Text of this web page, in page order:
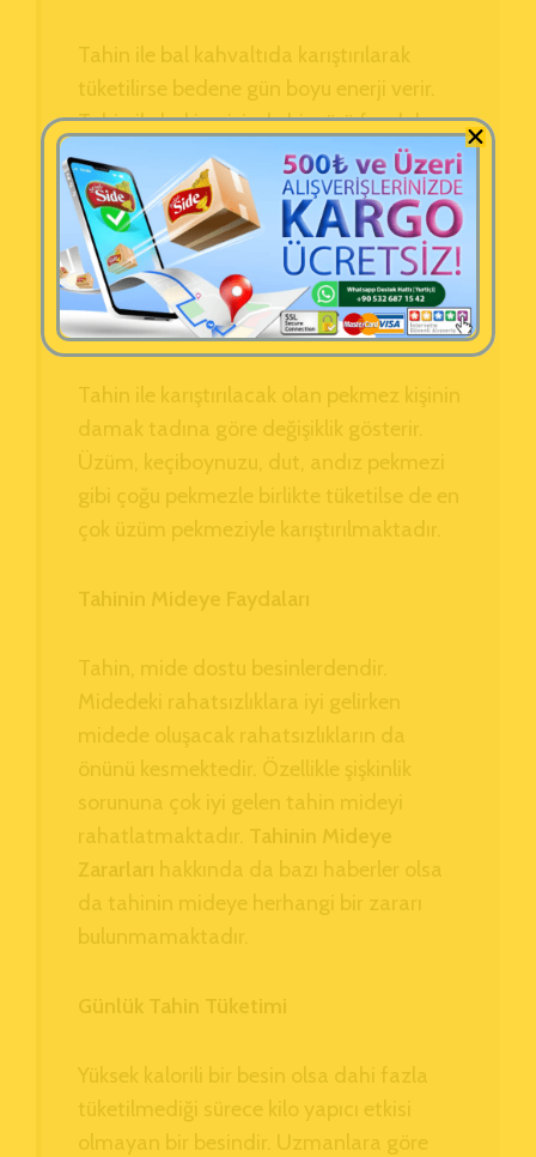
Tahin ile bal kahvaltıda karıştırılarak
tüketilirse bedene gün boyu enerji verir.
Tahin ile bal içerisinde bir sürü faydalar
bulunmaktadır. Bundan dolayı balla
birlikte tüketilen tahin sağlığa çok iyi gelir.
Kalp rahatsızlıklarından sindirim
sorunlarına kadar çoğu hastalığı iyileştirir.
Tahin Hangi Pekmezle Karıştırılır?
Tahin ile karıştırılacak olan pekmez kişinin
damak tadına göre değişiklik gösterir.
Üzüm, keçiboynuzu, dut, andız pekmezi
gibi çoğu pekmezle birlikte tüketilse de en
çok üzüm pekmeziyle karıştırılmaktadır.
Tahinin Mideye Faydaları
Tahin, mide dostu besinlerdendir.
Midedeki rahatsızlıklara iyi gelirken
midede oluşacak rahatsızlıkların da
önünü kesmektedir. Özellikle şişkinlik
sorununa çok iyi gelen tahin mideyi
rahatlatmaktadır. Tahinin Mideye
Zararları hakkında da bazı haberler olsa
da tahinin mideye herhangi bir zararı
bulunmamaktadır.
Günlük Tahin Tüketimi
Yüksek kalorili bir besin olsa dahi fazla
tüketilmediği sürece kilo yapıcı etkisi
olmayan bir besindir. Uzmanlara göre